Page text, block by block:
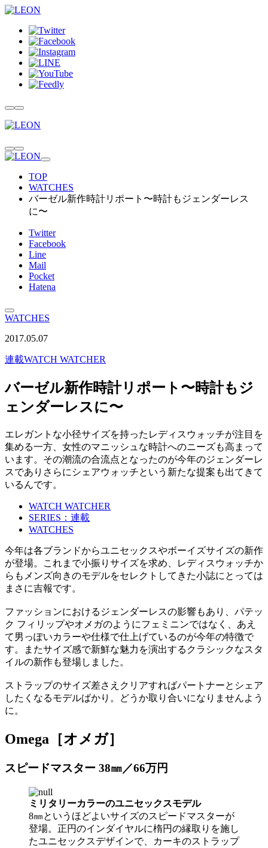
TOP
WATCHES
バーゼル新作時計リポート〜時計もジェンダーレス
に〜
Twitter
Facebook
Line
Mail
Pocket
Hatena
WATCHES
2017.05.07
連載WATCH WATCHER
バーゼル新作時計リポート〜時計もジ
ェンダーレスに〜
エレガントな小径サイズを持ったレディスウォッチが注目を
集める一方、女性のマニッシュな時計へのニーズも高まって
います。その潮流の合流点となったのが今年のジェンダーレ
スでありさらにシェアウォッチという新たな提案も出てきて
いるんです。
WATCH WATCHER
SERIES：連載
WATCHES
今年は各ブランドからユニセックスやボーイズサイズの新作
が登場。これまで小振りサイズを求め、レディスウォッチか
らもメンズ向きのモデルをセレクトしてきた小誌にとっては
まさに吉報です。
ファッションにおけるジェンダーレスの影響もあり、パテッ
ク フィリップやオメガのようにフェミニンではなく、あえ
て男っぽいカラーや仕様で仕上げているのが今年の特徴で
す。またサイズ感で新鮮な魅力を演出するクラシックなスタ
イルの新作も登場しました。
ストラップのサイズ差さえクリアすればパートナーとシェア
したくなるモデルばかり。どうか取り合いになりませんよう
に。
Omega［オメガ］
スピードマスター 38㎜／66万円
ミリタリーカラーのユニセックスモデル
8㎜というほどよいサイズのスピードマスターが
登場。正円のインダイヤルに楕円の縁取りを施し
たユニセックスデザインで、カーキのストラップ